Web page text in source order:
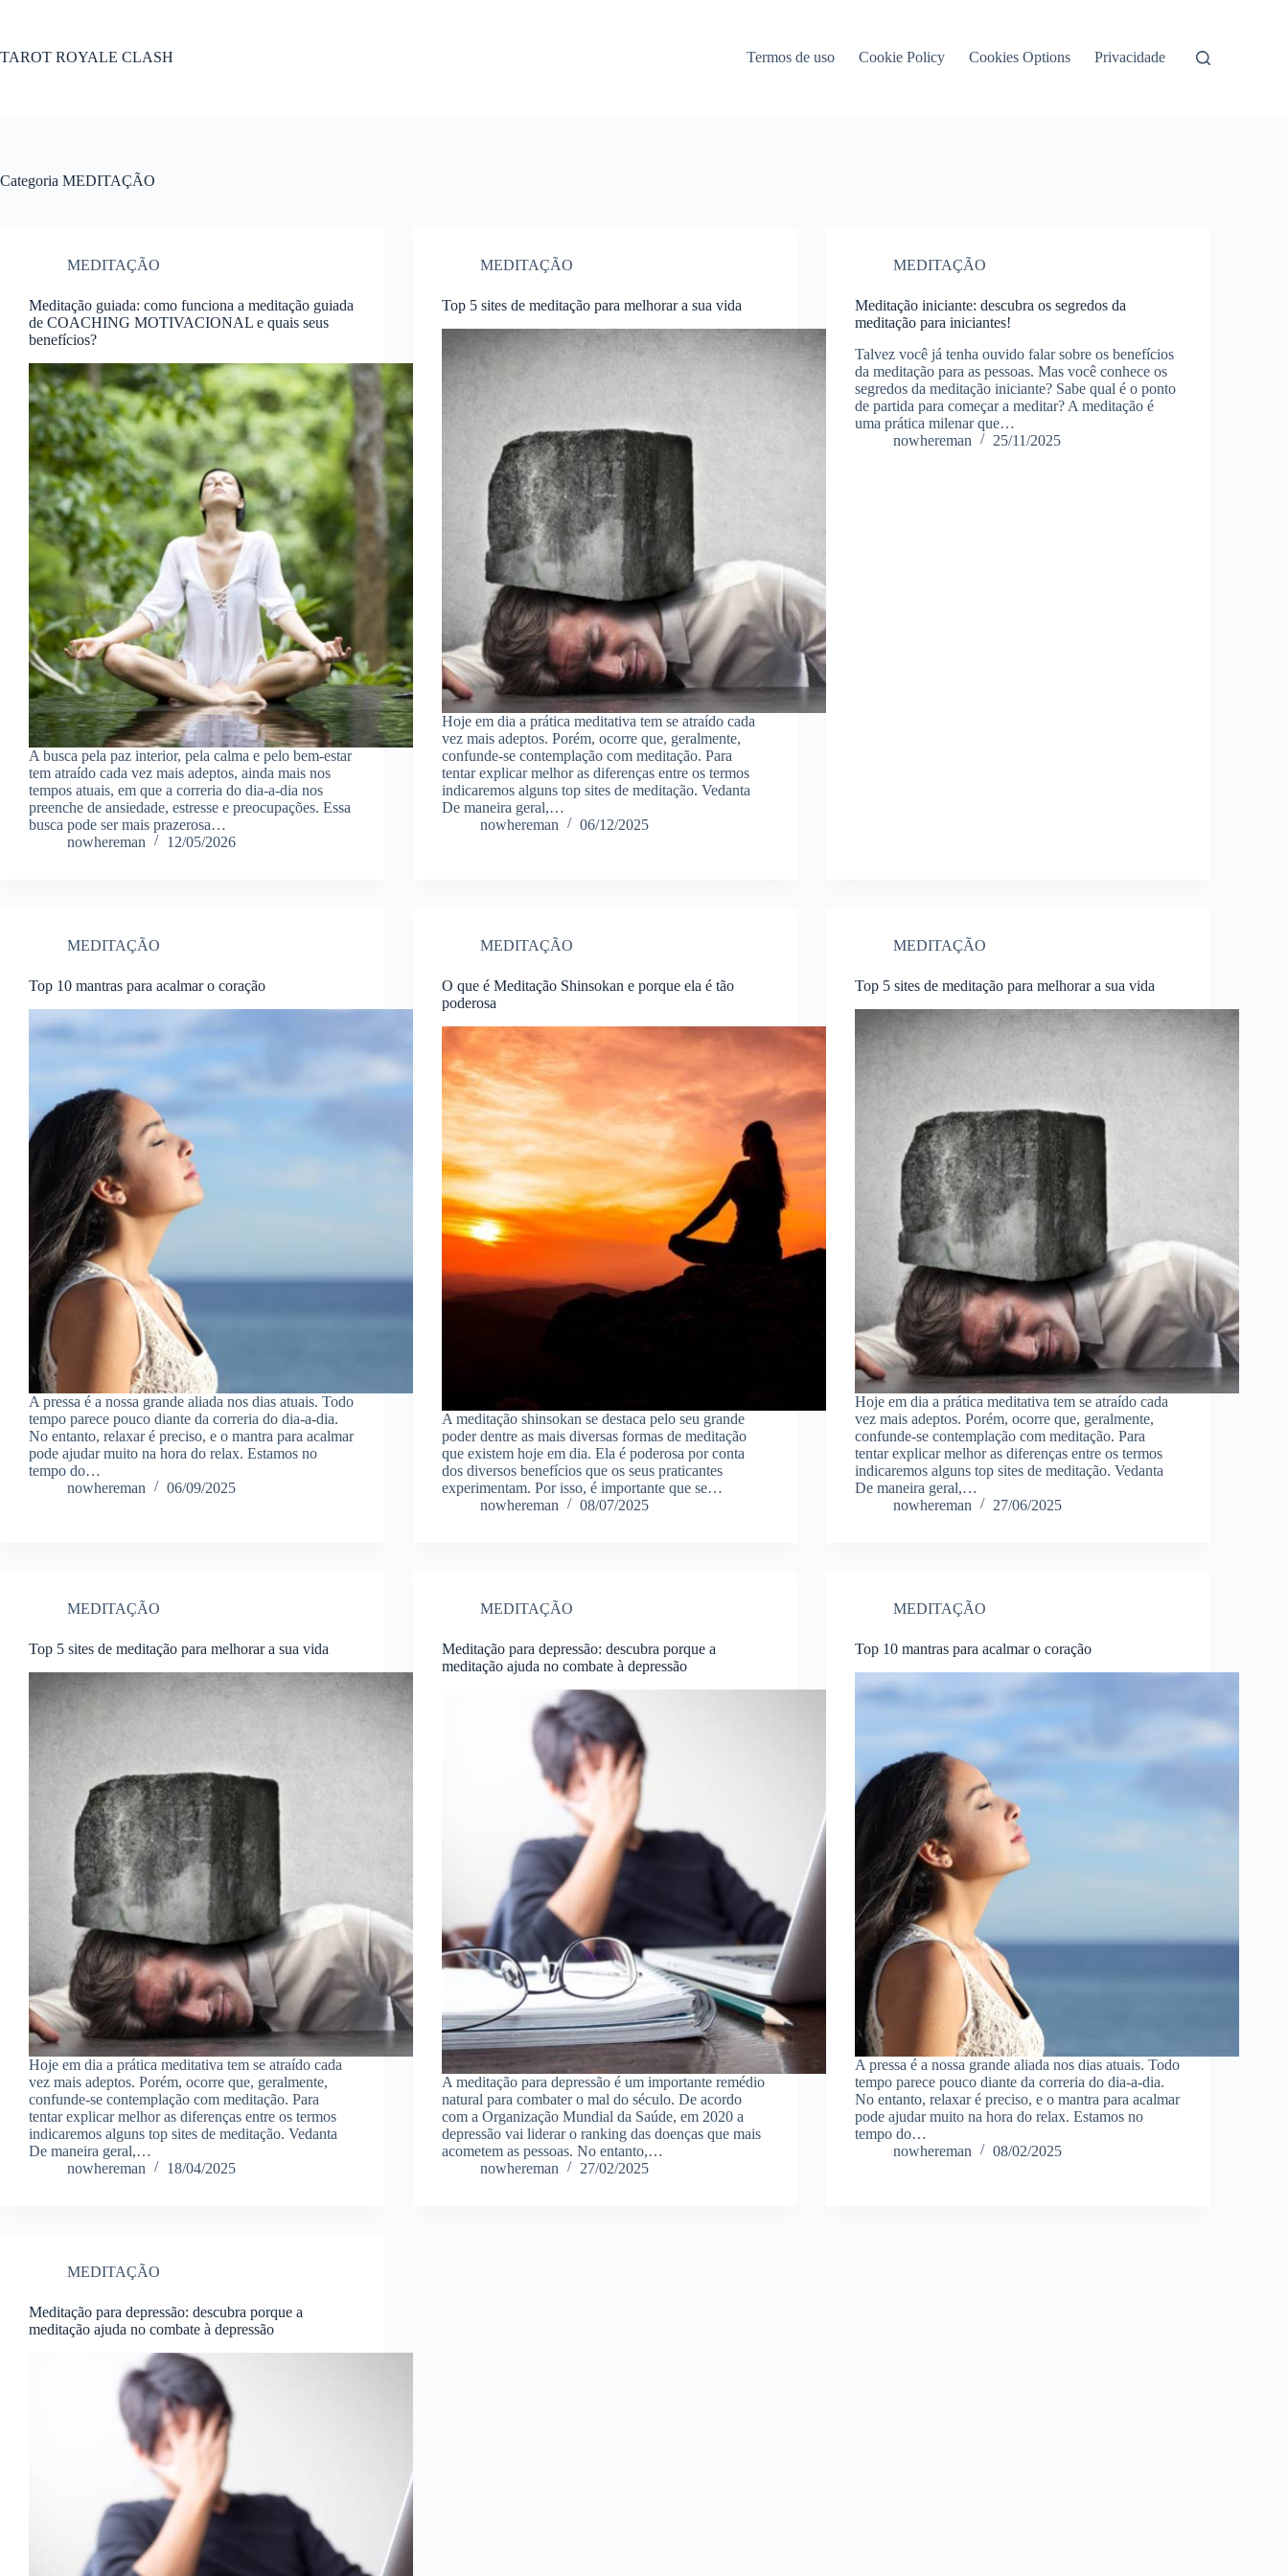
conteúdo
TAROT ROYALE CLASH Termos de uso Cookie Policy Cookies Options Privacidade
Categoria MEDITAÇÃO
MEDITAÇÃO
Meditação guiada: como funciona a meditação guiada
de COACHING MOTIVACIONAL e quais seus
benefícios?
A busca pela paz interior, pela calma e pelo bem-estar
tem atraído cada vez mais adeptos, ainda mais nos
tempos atuais, em que a correria do dia-a-dia nos
preenche de ansiedade, estresse e preocupações. Essa
busca pode ser mais prazerosa…
nowhereman
12/05/2026
MEDITAÇÃO
Top 5 sites de meditação para melhorar a sua vida
Hoje em dia a prática meditativa tem se atraído cada
vez mais adeptos. Porém, ocorre que, geralmente,
confunde-se contemplação com meditação. Para
tentar explicar melhor as diferenças entre os termos
indicaremos alguns top sites de meditação. Vedanta
De maneira geral,…
nowhereman
06/12/2025
MEDITAÇÃO
Meditação iniciante: descubra os segredos da
meditação para iniciantes!
Talvez você já tenha ouvido falar sobre os benefícios
da meditação para as pessoas. Mas você conhece os
segredos da meditação iniciante? Sabe qual é o ponto
de partida para começar a meditar? A meditação é
uma prática milenar que…
nowhereman
25/11/2025
MEDITAÇÃO
Top 10 mantras para acalmar o coração
A pressa é a nossa grande aliada nos dias atuais. Todo
tempo parece pouco diante da correria do dia-a-dia.
No entanto, relaxar é preciso, e o mantra para acalmar
pode ajudar muito na hora do relax. Estamos no
tempo do…
nowhereman
06/09/2025
MEDITAÇÃO
O que é Meditação Shinsokan e porque ela é tão
poderosa
A meditação shinsokan se destaca pelo seu grande
poder dentre as mais diversas formas de meditação
que existem hoje em dia. Ela é poderosa por conta
dos diversos benefícios que os seus praticantes
experimentam. Por isso, é importante que se…
nowhereman
08/07/2025
MEDITAÇÃO
Top 5 sites de meditação para melhorar a sua vida
Hoje em dia a prática meditativa tem se atraído cada
vez mais adeptos. Porém, ocorre que, geralmente,
confunde-se contemplação com meditação. Para
tentar explicar melhor as diferenças entre os termos
indicaremos alguns top sites de meditação. Vedanta
De maneira geral,…
nowhereman
27/06/2025
MEDITAÇÃO
Top 5 sites de meditação para melhorar a sua vida
Hoje em dia a prática meditativa tem se atraído cada
vez mais adeptos. Porém, ocorre que, geralmente,
confunde-se contemplação com meditação. Para
tentar explicar melhor as diferenças entre os termos
indicaremos alguns top sites de meditação. Vedanta
De maneira geral,…
nowhereman
18/04/2025
MEDITAÇÃO
Meditação para depressão: descubra porque a
meditação ajuda no combate à depressão
A meditação para depressão é um importante remédio
natural para combater o mal do século. De acordo
com a Organização Mundial da Saúde, em 2020 a
depressão vai liderar o ranking das doenças que mais
acometem as pessoas. No entanto,…
nowhereman
27/02/2025
MEDITAÇÃO
Top 10 mantras para acalmar o coração
A pressa é a nossa grande aliada nos dias atuais. Todo
tempo parece pouco diante da correria do dia-a-dia.
No entanto, relaxar é preciso, e o mantra para acalmar
pode ajudar muito na hora do relax. Estamos no
tempo do…
nowhereman
08/02/2025
MEDITAÇÃO
Meditação para depressão: descubra porque a
meditação ajuda no combate à depressão